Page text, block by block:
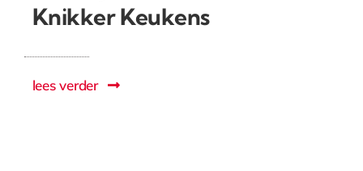
Knikker Keukens
lees verder